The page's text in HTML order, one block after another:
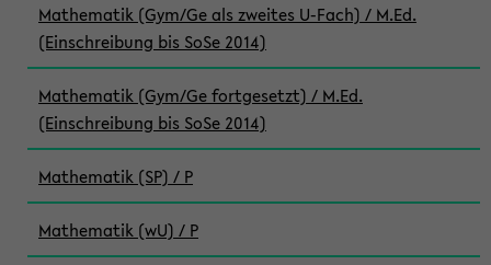
Mathematik (Gym/Ge als zweites U-Fach) / M.Ed.
(Einschreibung bis SoSe 2014)
Mathematik (Gym/Ge fortgesetzt) / M.Ed.
(Einschreibung bis SoSe 2014)
Mathematik (SP) / P
Mathematik (wU) / P